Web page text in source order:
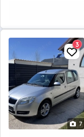
7
3